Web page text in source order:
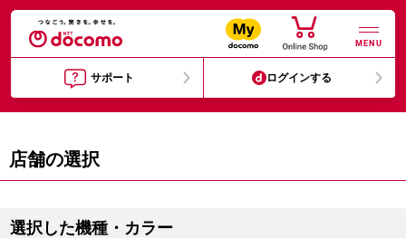
MENU
サポート ログインする
店舗の選択
選択した機種・カラー